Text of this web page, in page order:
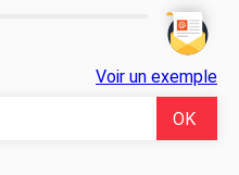
Voir un exemple